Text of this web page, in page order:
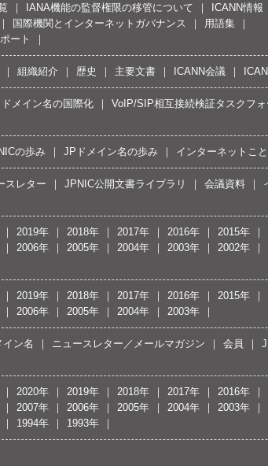
IANA機能の監督権限の移管について
ICANN情報
国際機関とインターネットガバナンス
用語集
ート
組織紹介 歴史 主要文書 ICANN会議
ドメイン名の国際化 VoIP/SIP相互接続検証タスクフォ
の歩み JPドメイン名の歩み インターネットこ
スレター JPNIC公開文書ライブラリ 会議資料
2019年 2018年 2017年 2016年 2015年
2006年 2005年 2004年 2003年 2002年
2019年 2018年 2017年 2016年 2015年
2006年 2005年 2004年 2003年
イン名 ニュースレター／メールマガジン 会員
2020年 2019年 2018年 2017年 2016年
2007年 2006年 2005年 2004年 2003年
1994年 1993年